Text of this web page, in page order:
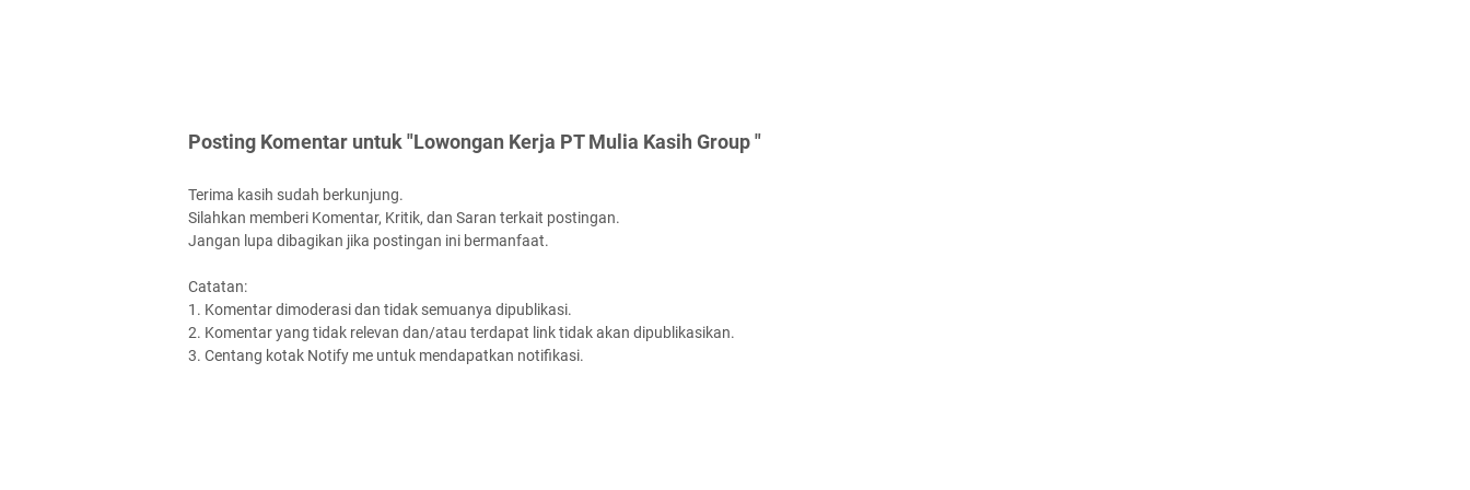
Posting Komentar untuk "Lowongan Kerja PT Mulia Kasih Group "
Terima kasih sudah berkunjung.
Silahkan memberi Komentar, Kritik, dan Saran terkait postingan.
Jangan lupa dibagikan jika postingan ini bermanfaat.
Catatan:
1. Komentar dimoderasi dan tidak semuanya dipublikasi.
2. Komentar yang tidak relevan dan/atau terdapat link tidak akan dipublikasikan.
3. Centang kotak Notify me untuk mendapatkan notifikasi.